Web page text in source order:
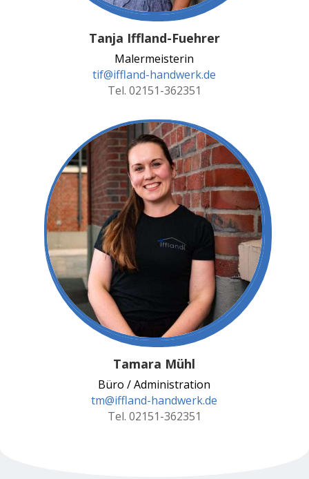
Tanja Iffland-Fuehrer
Malermeisterin
tif@iffland-handwerk.de
Tel. 02151-362351
Tamara Mühl
Büro / Administration
tm@iffland-handwerk.de
Tel. 02151-362351